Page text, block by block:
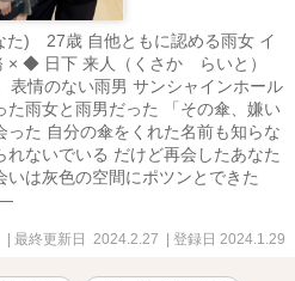
) 27歳 自他ともに認める雨女 イ
× ◆ 日下 来人（くさか らいと）
表情のない雨男 サンシャインホール
雨女と雨男だった 「その傘、嫌い
た 自分の傘をくれた名前も知らな
ないでいる だけど再会したあなた
は灰色の空間にポツンとできた
| 最終更新日 2024.2.27 | 登録日 2024.1.29